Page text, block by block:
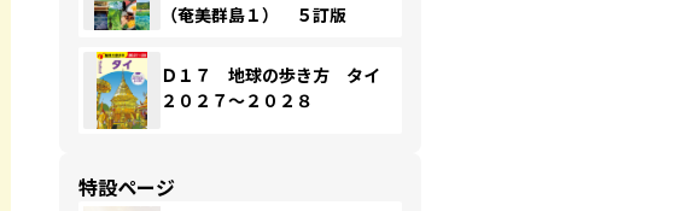
（奄美群島１） ５訂版
Ｄ１７ 地球の歩き方 タイ
２０２７～２０２８
特設ページ